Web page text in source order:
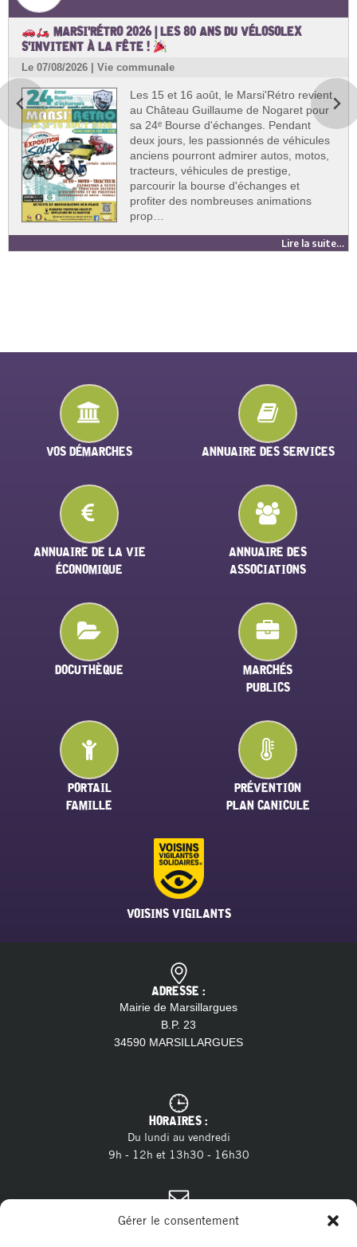
Gérer le consentement
MARSI'RÉTRO 2026 | LES 80 ANS DU VÉLOSOLEX
S'INVITENT À LA FÊTE !
Le 07/08/2026 | Vie communale
Les 15 et 16 août, le Marsi'Rétro revient
au Château Guillaume de Nogaret pour
sa 24ᵉ Bourse d'échanges. Pendant
deux jours, les passionnés de véhicules
anciens pourront admirer autos, motos,
tracteurs, véhicules de prestige,
parcourir la bourse d'échanges et
profiter des nombreuses animations
prop…
Lire la suite…
VOS DÉMARCHES ANNUAIRE DES SERVICES
ANNUAIRE DE LA VIE
ÉCONOMIQUE
ANNUAIRE DES
ASSOCIATIONS
DOCUTHÈQUE
MARCHÉS
PUBLICS
PORTAIL
FAMILLE
PRÉVENTION
PLAN CANICULE
VOISINS VIGILANTS
ADRESSE :
Mairie de Marsillargues
B.P. 23
34590 MARSILLARGUES
HORAIRES :
Du lundi au vendredi
9h - 12h et 13h30 - 16h30
CONTACT :